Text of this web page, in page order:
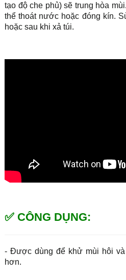
tạo độ che phủ) sẽ trung hòa
thể thoát nước hoặc đóng kín.
hoặc sau khi xả túi.
✅ CÔNG DỤNG:
- Được dùng để khử mùi hôi
hơn.